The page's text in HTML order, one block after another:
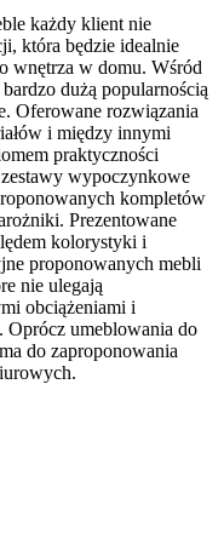
każdy klient nie
która będzie idealnie
wnętrza w domu. Wśród
dużą popularnością
Oferowane rozwiązania
i między innymi
praktyczności
wypoczynkowe
kompletów
Prezentowane
kolorystyki i
proponowanych mebli
nie ulegają
obciążeniami i
Oprócz umeblowania do
do zaproponowania